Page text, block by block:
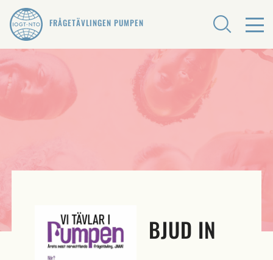
FRÅGETÄVLINGEN PUMPEN
BJUD IN